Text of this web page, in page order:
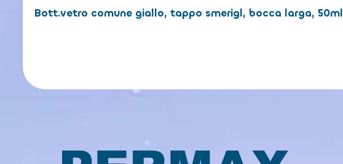
Bott.vetro comune giallo, tappo smerigl, bocca larga, 50ml